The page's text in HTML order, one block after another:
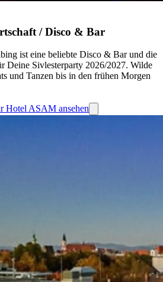
/ Disco & Bar
ist eine beliebte Disco & Bar und die
Deine Sivlesterparty 2026/2027. Wilde
und Tanzen bis in den frühen Morgen
Hotel ASAM ansehen